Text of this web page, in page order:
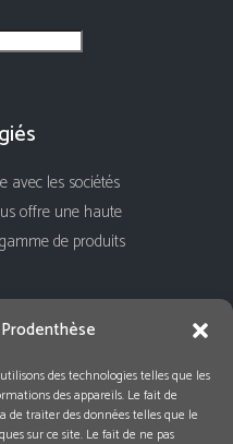
des technologies telles que les
des appareils. Le fait de
de traiter des données telles que le
sur ce site. Le fait de ne pas
avec les sociétés
offre une haute
de produits